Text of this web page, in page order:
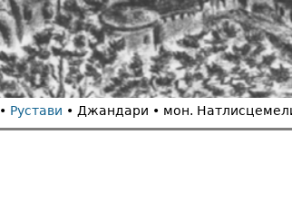
Рустави • Джандари • мон.